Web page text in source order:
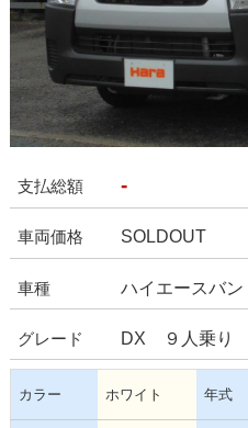
支払総額 -
車両価格 SOLDOUT
車種 ハイエースバン
グレード DX ９人乗り
カラー ホワイト 年式